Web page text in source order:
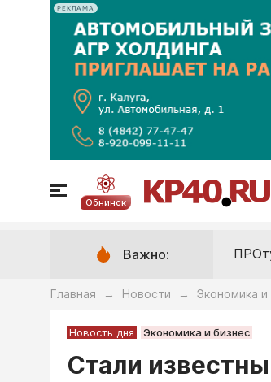
РЕКЛАМА
Обнинск
Важно:
Главная → Новости → Экономика и
Новость дня Экономика и бизнес
Стали